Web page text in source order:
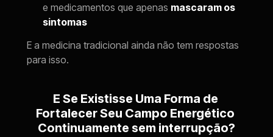
e medicamentos que apenas mascaram os
sintomas
E a medicina tradicional ainda não tem respostas
para isso.
E Se Existisse Uma Forma de
Fortalecer Seu Campo Energético
Continuamente sem interrupção?